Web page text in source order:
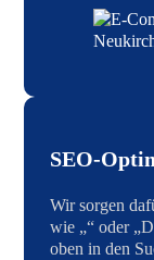
SEO-
Wir sorgen
wie „“ oder
oben in den